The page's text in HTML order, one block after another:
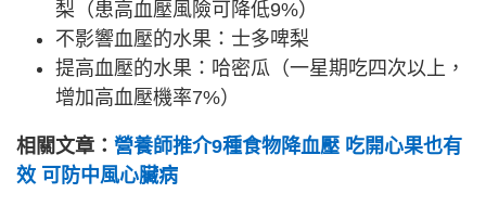
梨（患高血壓風險可降低9%）
不影響血壓的水果：士多啤梨
提高血壓的水果：哈密瓜（一星期吃四次以上，
增加高血壓機率7%）
相關文章： 營養師推介9種食物降血壓 吃開心果也有
效 可防中風心臟病